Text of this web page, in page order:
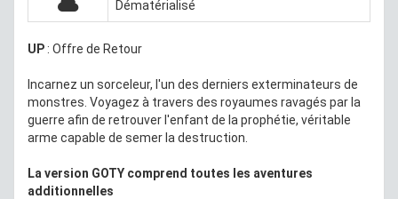
Dématérialisé
UP : Offre de Retour
Incarnez un sorceleur, l'un des derniers exterminateurs de
monstres. Voyagez à travers des royaumes ravagés par la
guerre afin de retrouver l'enfant de la prophétie, véritable
arme capable de semer la destruction.
La version GOTY comprend toutes les aventures
additionnelles